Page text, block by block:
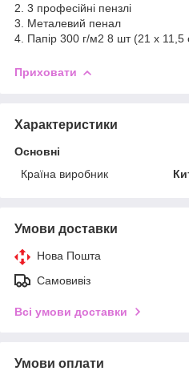
2. 3 професійні пензлі
3. Металевий пенал
4. Папір 300 г/м2 8 шт (21 х 11,5
Приховати
Характеристики
Основні
Країна виробник
Умови доставки
Нова Пошта
Самовивіз
Всі умови доставки
Умови оплати